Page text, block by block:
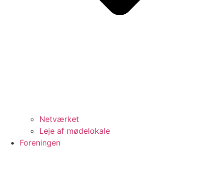
Netværket
Leje af mødelokale
Foreningen